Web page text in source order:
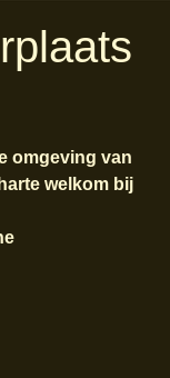
omgeving van
welkom bij